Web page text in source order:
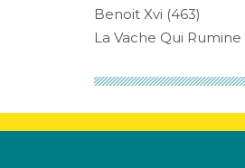
Benoit Xvi (463)
La Vache Qui